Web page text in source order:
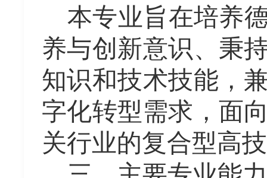
本专业旨在培养
养与创新意识、秉
知识和技术技能，
字化转型需求，面
关行业的复合型高